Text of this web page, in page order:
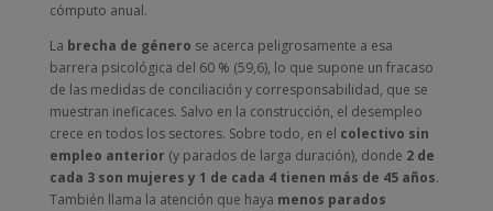
cómputo anual.
La brecha de género se acerca peligrosamente a esa
barrera psicológica del 60 % (59,6), lo que supone un fracaso
de las medidas de conciliación y corresponsabilidad, que se
muestran ineficaces. Salvo en la construcción, el desempleo
crece en todos los sectores. Sobre todo, en el colectivo sin
empleo anterior (y parados de larga duración), donde 2 de
cada 3 son mujeres y 1 de cada 4 tienen más de 45 años.
También llama la atención que haya menos parados